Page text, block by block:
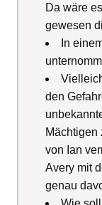
Da wäre
gewesen
In
den
Mächtigen
von Ian
Avery mit
genau